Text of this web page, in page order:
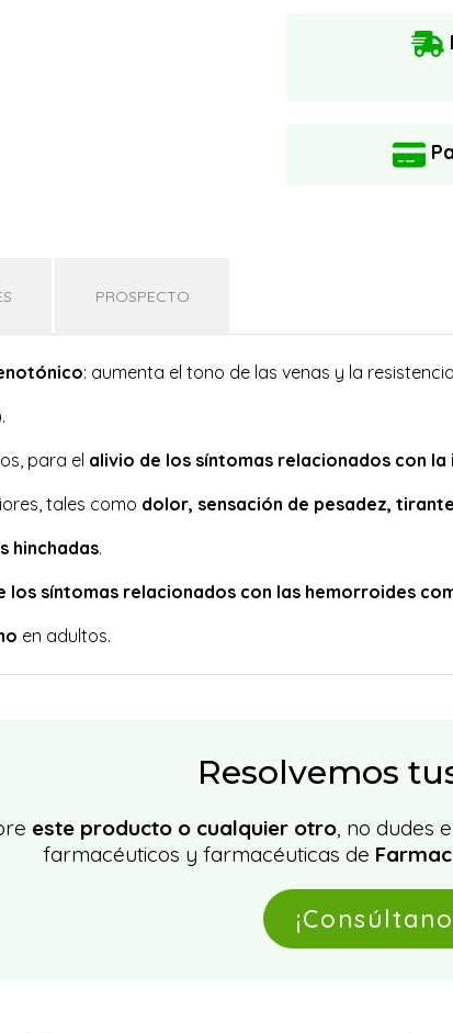
PROSPECTO
: aumenta el tono de las venas y la
para el alivio de los síntomas relacionados con la
tales como dolor, sensación de pesadez,
hinchadas.
los síntomas relacionados con las hemorroides
en adultos.
Resolvemos
este producto o cualquier otro, no dudes
farmacéuticos y farmacéuticas de